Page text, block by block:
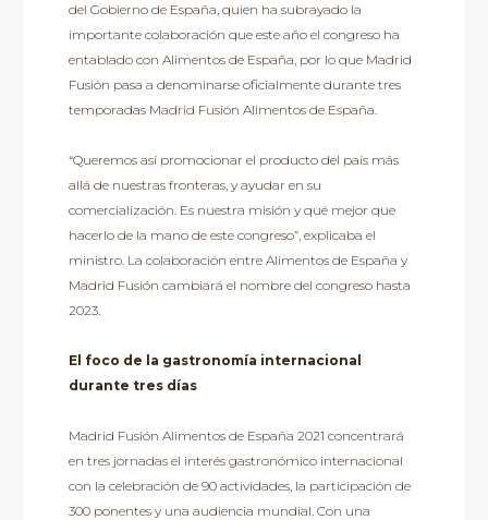
del Gobierno de España, quien ha subrayado la
importante colaboración que este año el congreso ha
entablado con Alimentos de España, por lo que Madrid
Fusión pasa a denominarse oficialmente durante tres
temporadas Madrid Fusión Alimentos de España.
“Queremos así promocionar el producto del país más
allá de nuestras fronteras, y ayudar en su
comercialización. Es nuestra misión y qué mejor que
hacerlo de la mano de este congreso”, explicaba el
ministro. La colaboración entre Alimentos de España y
Madrid Fusión cambiará el nombre del congreso hasta
2023.
El foco de la gastronomía internacional
durante tres días
Madrid Fusión Alimentos de España 2021 concentrará
en tres jornadas el interés gastronómico internacional
con la celebración de 90 actividades, la participación de
300 ponentes y una audiencia mundial. Con una